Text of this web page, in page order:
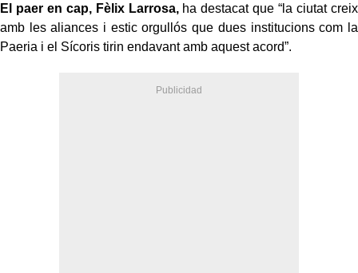
El paer en cap, Fèlix Larrosa,ha destacat que “la ciutat creix
amb les aliances i estic orgullós que dues institucions com la
Paeria i el Sícoris tirin endavant amb aquest acord”.